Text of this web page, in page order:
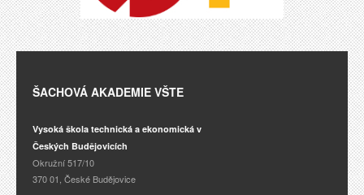
ŠACHOVÁ AKADEMIE VŠTE
Vysoká škola technická a ekonomická v
Českých Budějovicích
Okružní 517/10
370 01, České Budějovice